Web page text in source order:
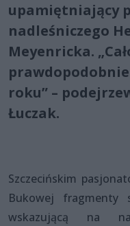
upamiętniający
nadleśniczego
Meyenricka.
roku” –
Łuczak.
Szczecińskim
Bukowej fragmenty
wskazującą na